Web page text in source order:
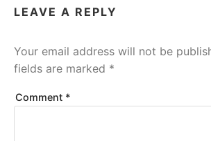
LEAVE A REPLY
Your email address will not be
fields are marked *
Comment *